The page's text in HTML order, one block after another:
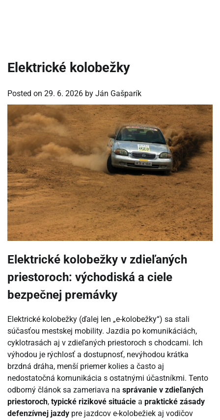
Elektrické kolobežky
Posted on 29. 6. 2026 by Ján Gašparík
Elektrické kolobežky v zdieľaných
priestoroch: východiská a ciele
bezpečnej premávky
Elektrické kolobežky (ďalej len „e-kolobežky“) sa stali
súčasťou mestskej mobility. Jazdia po komunikáciách,
cyklotrasách aj v zdieľaných priestoroch s chodcami. Ich
výhodou je rýchlosť a dostupnosť, nevýhodou krátka
brzdná dráha, menší priemer kolies a často aj
nedostatočná komunikácia s ostatnými účastníkmi. Tento
odborný článok sa zameriava na správanie v zdieľaných
priestoroch, typické rizikové situácie a praktické zásady
defenzívnej jazdy pre jazdcov e-kolobežiek aj vodičov